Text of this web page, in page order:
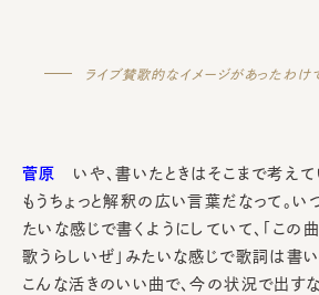
ライブ賛歌的なイメージがあったわけ
菅原
いや、書いたときはそこまで考えて
もうちょっと解釈の広い言葉だなって。い
たいな感じで書くようにしていて、「この
歌うらしいぜ」みたいな感じで歌詞は書い
こんな活きのいい曲で、今の状況で出すな